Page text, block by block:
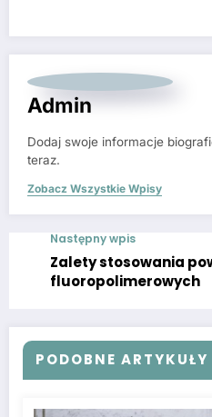
Admin
Dodaj swoje informacje
teraz.
Zobacz Wszystkie Wpisy
Następny wpis
Zalety stosowania
fluoropolimerowych
PODOBNE ARTYKUŁY